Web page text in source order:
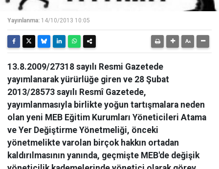
Yayınlanma: 14/10/2013 10:05
13.8.2009/27318 sayılı Resmi Gazetede
yayımlanarak yürürlüğe giren ve 28 Şubat
2013/28573 sayılı Resmî Gazetede,
yayımlanmasıyla birlikte yoğun tartışmalara neden
olan yeni MEB Eğitim Kurumları Yöneticileri Atama
ve Yer Değiştirme Yönetmeliği, önceki
yönetmelikte varolan birçok hakkın ortadan
kaldırılmasının yanında, geçmişte MEB'de değişik